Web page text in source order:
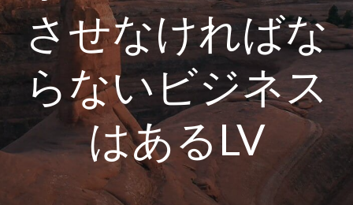
させなければな
らないビジネス
はあるLV